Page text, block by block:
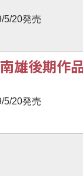
5/20発売
雄後期作品
5/20発売